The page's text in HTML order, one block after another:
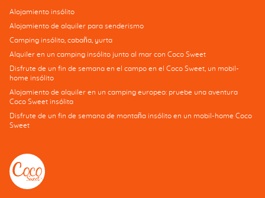
Alojamiento insólito
Alojamiento de alquiler para senderismo
Camping insólito, cabaña, yurta
Alquiler en un camping insólito junto al mar con Coco Sweet
Disfrute de un fin de semana en el campo en el Coco Sweet, un mobil-
home insólito
Alojamiento de alquiler en un camping europeo: pruebe una aventura
Coco Sweet insólita
Disfrute de un fin de semana de montaña insólito en un mobil-home Coco
Sweet